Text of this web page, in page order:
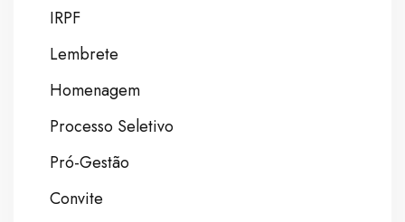
IRPF
Lembrete
Homenagem
Processo Seletivo
Pró-Gestão
Convite